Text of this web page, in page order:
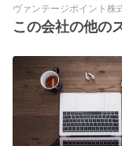
ヴァンテージポイント株
この会社の他の